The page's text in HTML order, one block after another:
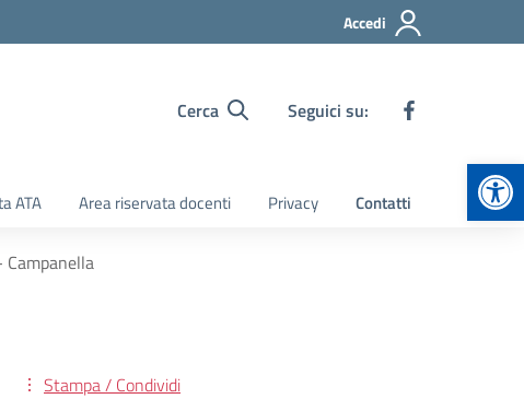
Accedi
Cerca Seguici su:
ATA Area riservata docenti Privacy Contatti
Stampa / Condividi